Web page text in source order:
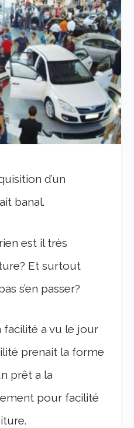
d’un
banal.
est il très
Et surtout
s’en passer?
a vu le jour
prenait la forme
prêt a la
pour facilité